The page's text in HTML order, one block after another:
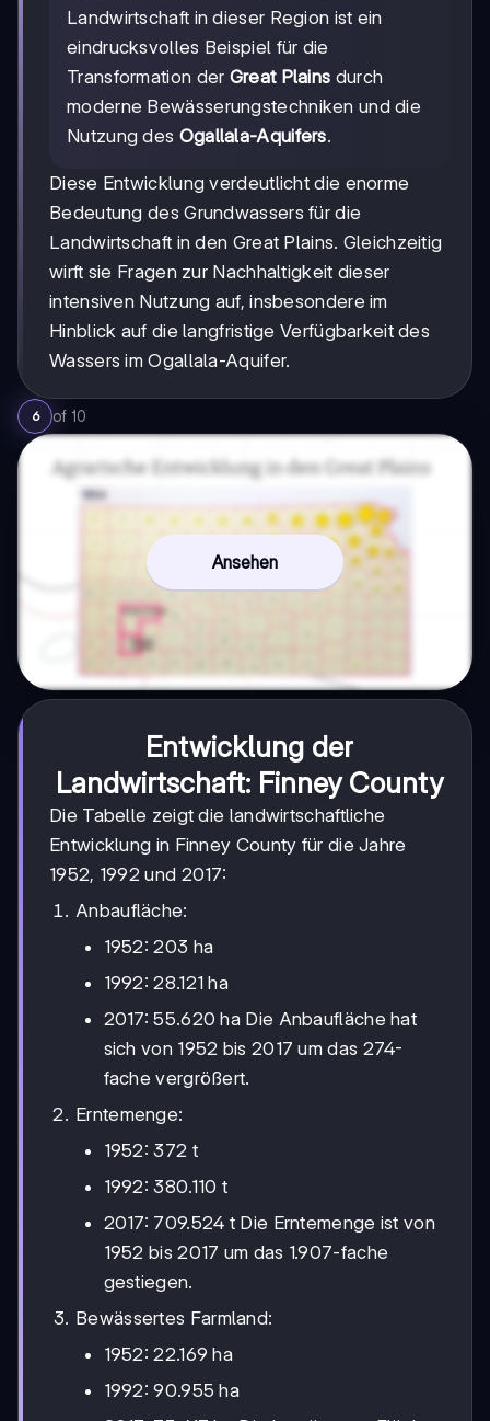
Landwirtschaft in dieser Region ist ein
eindrucksvolles Beispiel für die
Transformation der Great Plains durch
moderne Bewässerungstechniken und die
Nutzung des Ogallala-Aquifers.
Diese Entwicklung verdeutlicht die enorme
Bedeutung des Grundwassers für die
Landwirtschaft in den Great Plains. Gleichzeitig
wirft sie Fragen zur Nachhaltigkeit dieser
intensiven Nutzung auf, insbesondere im
Hinblick auf die langfristige Verfügbarkeit des
Wassers im Ogallala-Aquifer.
6 of 10
Ansehen
Entwicklung der
Landwirtschaft: Finney County
Die Tabelle zeigt die landwirtschaftliche
Entwicklung in Finney County für die Jahre
1952, 1992 und 2017:
Anbaufläche:
1952: 203 ha
1992: 28.121 ha
2017: 55.620 ha Die Anbaufläche hat
sich von 1952 bis 2017 um das 274-
fache vergrößert.
Erntemenge:
1952: 372 t
1992: 380.110 t
2017: 709.524 t Die Erntemenge ist von
1952 bis 2017 um das 1.907-fache
gestiegen.
Bewässertes Farmland:
1952: 22.169 ha
1992: 90.955 ha